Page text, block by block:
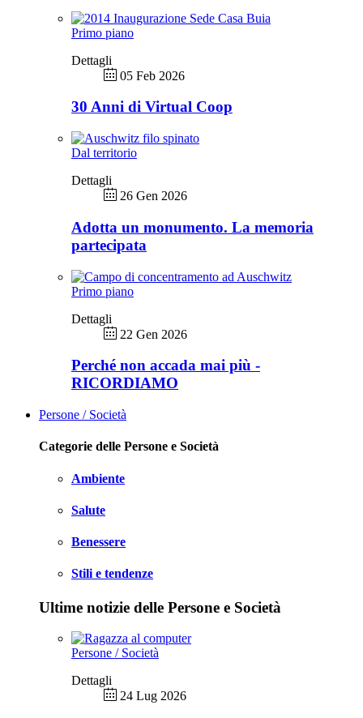
Primo piano
Dettagli
05 Feb 2026
30 Anni di Virtual Coop
Dal territorio
Dettagli
26 Gen 2026
Adotta un monumento. La memoria
partecipata
Primo piano
Dettagli
22 Gen 2026
Perché non accada mai più -
RICORDIAMO
Persone / Società
Categorie delle Persone e Società
Ambiente
Salute
Benessere
Stili e tendenze
Ultime notizie delle Persone e Società
Persone / Società
Dettagli
24 Lug 2026